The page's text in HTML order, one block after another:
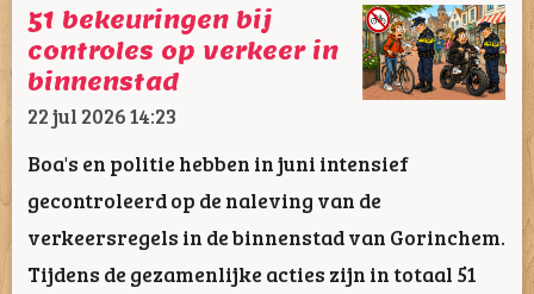
51 bekeuringen bij
controles op verkeer in
binnenstad
22 jul 202614:23
Boa's en politie hebben in juni intensief
gecontroleerd op de naleving van de
verkeersregels in de binnenstad van Gorinchem.
Tijdens de gezamenlijke acties zijn in totaal 51